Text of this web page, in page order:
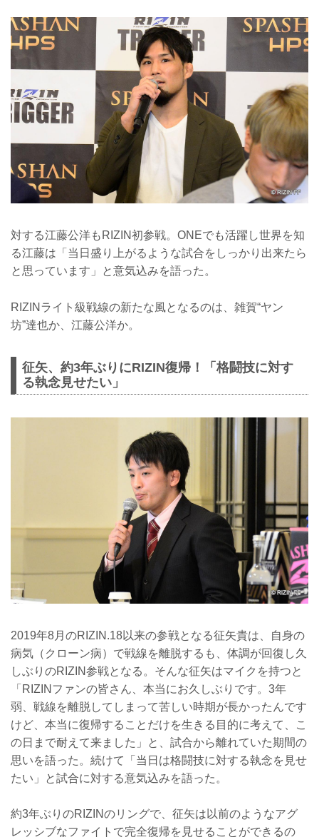
対する江藤公洋もRIZIN初参戦。ONEでも活躍し世界を知
る江藤は「当日盛り上がるような試合をしっかり出来たら
と思っています」と意気込みを語った。
RIZINライト級戦線の新たな風となるのは、雑賀“ヤン
坊”達也か、江藤公洋か。
征矢、約3年ぶりにRIZIN復帰！「格闘技に対す
る執念見せたい」
2019年8月のRIZIN.18以来の参戦となる征矢貴は、自身の
病気（クローン病）で戦線を離脱するも、体調が回復し久
しぶりのRIZIN参戦となる。そんな征矢はマイクを持つと
「RIZINファンの皆さん、本当にお久しぶりです。3年
弱、戦線を離脱してしまって苦しい時期が長かったんです
けど、本当に復帰することだけを生きる目的に考えて、こ
の日まで耐えて来ました」と、試合から離れていた期間の
思いを語った。続けて「当日は格闘技に対する執念を見せ
たい」と試合に対する意気込みを語った。
約3年ぶりのRIZINのリングで、征矢は以前のようなアグ
レッシブなファイトで完全復帰を見せることができるの